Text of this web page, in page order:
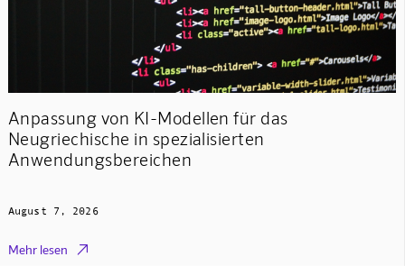
Anpassung von KI-Modellen für das
Neugriechische in spezialisierten
Anwendungsbereichen
August 7, 2026
Mehr lesen 